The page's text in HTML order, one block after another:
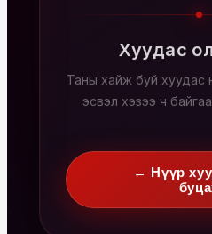
Хуудас
Таны хайж буй хуудас
эсвэл хэзээ ч
← Нүүр